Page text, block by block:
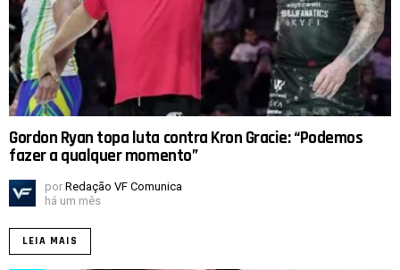
Gordon Ryan topa luta contra Kron Gracie: “Podemos
fazer a qualquer momento”
por Redação VF Comunica
há um mês
LEIA MAIS